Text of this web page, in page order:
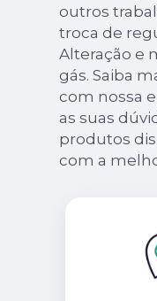
outros
troca de
Alteração e
gás. Saiba
com nossa
as suas
produtos
com a